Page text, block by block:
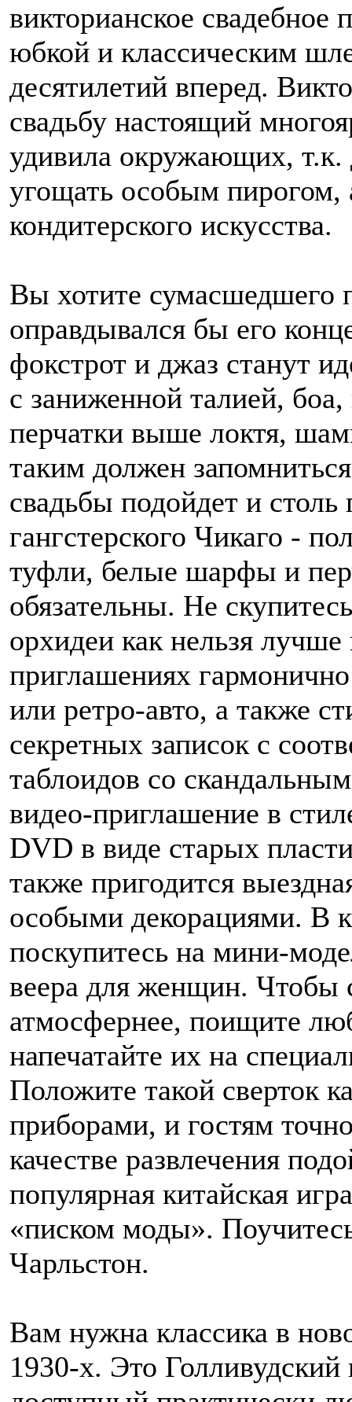
викторианское
юбкой и классическим
десятилетий вперед.
свадьбу настоящий
удивила окружающих, т.к.
угощать особым
кондитерского искусства.
Вы хотите сумасшедшего
оправдывался бы его
фокстрот и джаз станут
с заниженной талией,
перчатки выше локтя,
таким должен
свадьбы подойдет и столь
гангстерского Чикаго -
туфли, белые шарфы и
обязательны. Не
орхидеи как нельзя
приглашениях
или ретро-авто, а также
секретных записок с
таблоидов со
видео-приглашение в
DVD в виде старых
также пригодится
особыми декорациями. В
поскупитесь на мини-
веера для женщин. Чтобы
атмосфернее, поищите
напечатайте их на
Положите такой сверток
приборами, и гостям
качестве развлечения
популярная китайская
«писком моды».
Чарльстон.
Вам нужна классика в
1930-х. Это